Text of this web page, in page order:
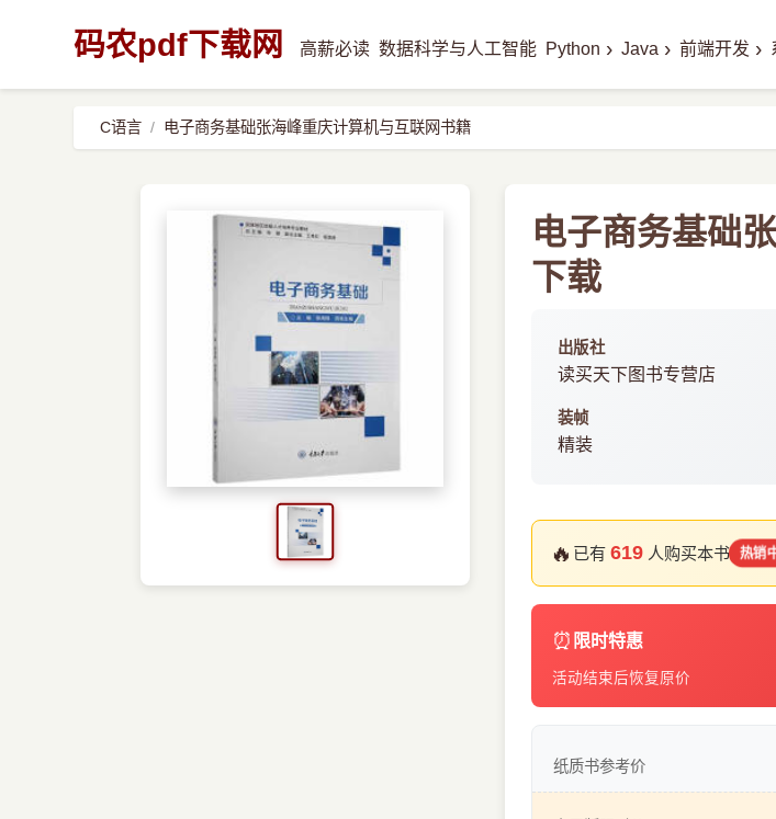
码农pdf下载网 高薪必读 数据科学与人工智能 Python › Java › 前端开发 ›
C语言 电子商务基础张海峰重庆计算机与互联网书籍
电子商务基础
下载
出版社
读买天下图书专营店
装帧
精装
🔥 已有 619人购买本书 热销
⏰ 限时特惠
活动结束后恢复原价
纸质书参考价